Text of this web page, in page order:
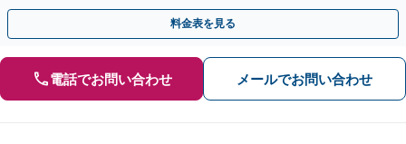
窃盗・詐欺・覚せい剤】【私選・国選弁護人を数多く経験】
料金表を見る
電話でお問い合わせ メールでお問い合わせ